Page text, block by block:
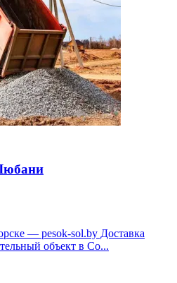
— pesok-sol.by Доставка
объект в Со...